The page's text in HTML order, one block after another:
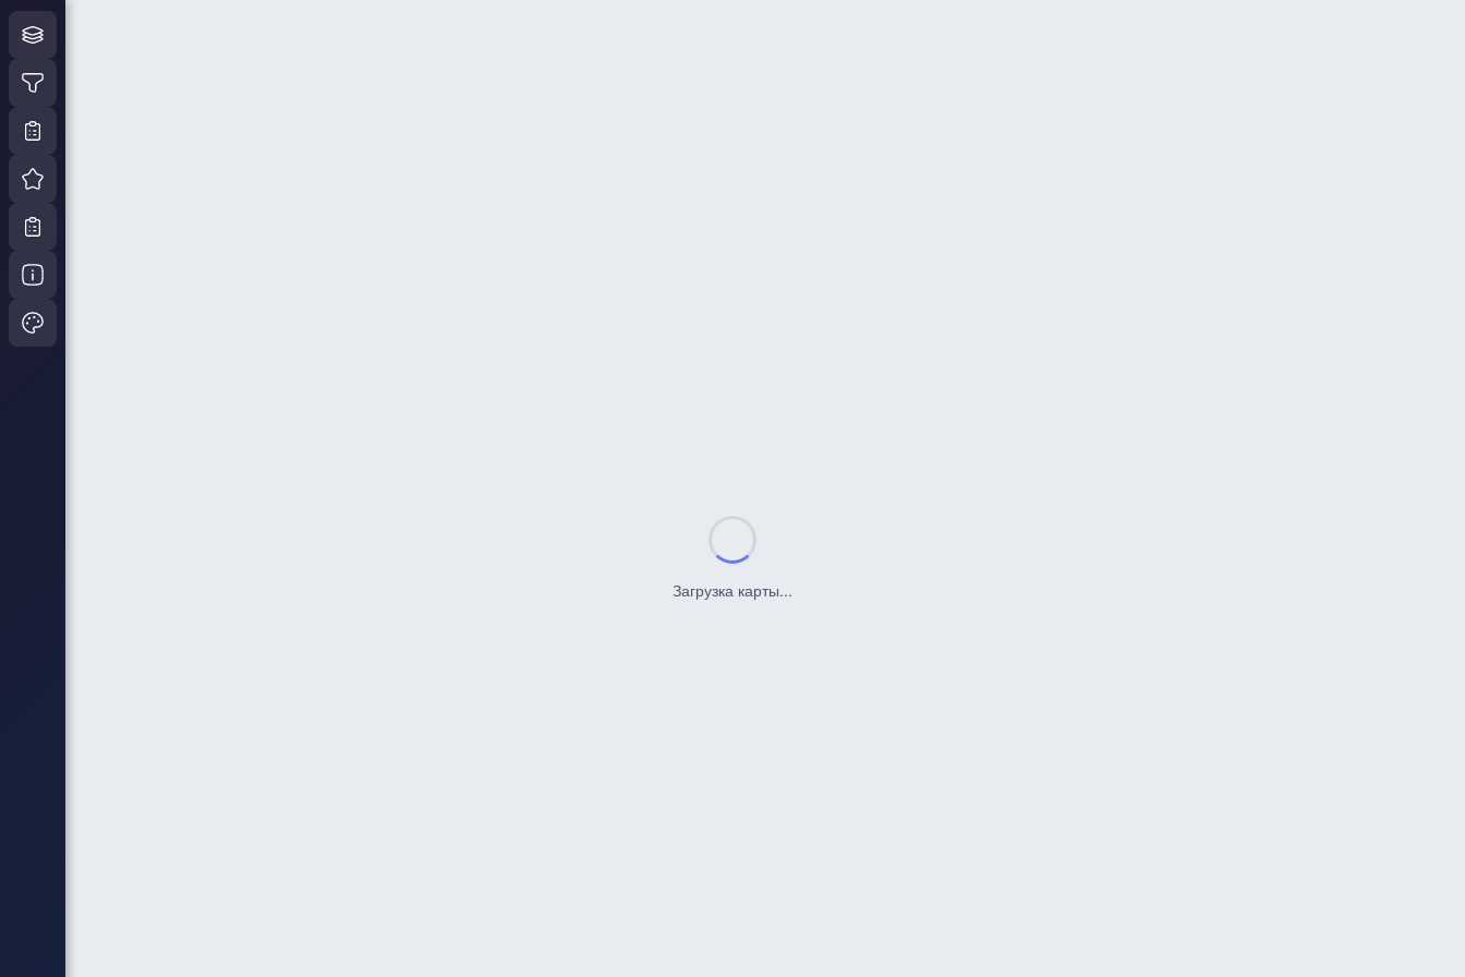
Аукцион по передаче в аренду земельный надел 02:60:010414:86 по адресу:
Загрузка карты...